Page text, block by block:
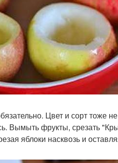
Цвет и сорт тоже
Вымыть фрукты, срезать
яблоки насквозь и